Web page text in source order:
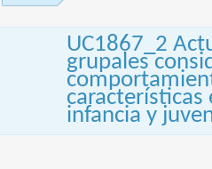
UC1867_2
grupales
características
infancia y